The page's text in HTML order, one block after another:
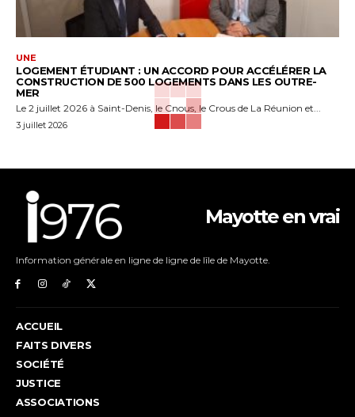
UNE
LOGEMENT ÉTUDIANT : UN ACCORD POUR ACCÉLÉRER LA
CONSTRUCTION DE 500 LOGEMENTS DANS LES OUTRE-
MER
Le 2 juillet 2026 à Saint-Denis, le Cnous, le Crous de La Réunion et...
3 juillet 2026
Mayotte en vrai
Information générale en ligne de ligne de lîle de Mayotte.
ACCUEIL
FAITS DIVERS
SOCIÉTÉ
JUSTICE
ASSOCIATIONS